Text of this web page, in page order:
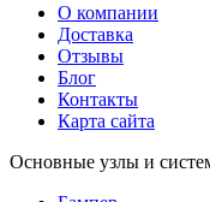
О компании
Доставка
Отзывы
Блог
Контакты
Карта сайта
Основные узлы и